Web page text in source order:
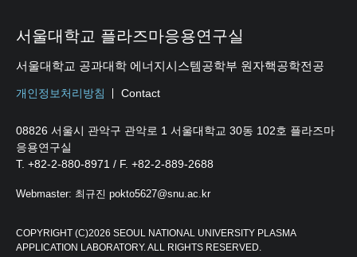
서울대학교 플라즈마응용연구실
서울대학교 공과대학 에너지시스템공학부 원자핵공학전공
개인정보처리방침 Contact
08826 서울시 관악구 관악로 1 서울대학교 30동 102호 플라즈마
응용연구실
T. +82-2-880-8971 / F. +82-2-889-2688
Webmaster: 최규진 pokto5627@snu.ac.kr
COPYRIGHT (C)2026 SEOUL NATIONAL UNIVERSITY PLASMA
APPLICATION LABORATORY. ALL RIGHTS RESERVED.